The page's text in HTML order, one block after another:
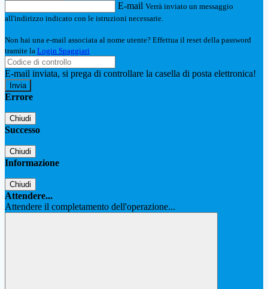
E-mail Verrà inviato un messaggio
all'indirizzo indicato con le istruzioni necessarie.
Non hai una e-mail associata al nome utente? Effettua il reset della password
tramite la Login Spaggiari
E-mail inviata, si prega di controllare la casella di posta elettronica!
Errore
Chiudi
Successo
Chiudi
Informazione
Chiudi
Attendere...
Attendere il completamento dell'operazione...